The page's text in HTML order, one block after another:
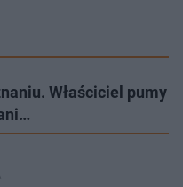
Właściciel pumy